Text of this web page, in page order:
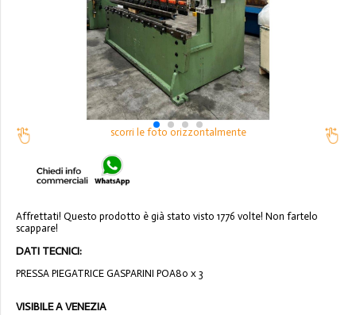
scorri le foto orizzontalmente
Affrettati! Questo prodotto è già stato visto 1776 volte! Non fartelo
scappare!
DATI TECNICI:
PRESSA PIEGATRICE GASPARINI POA80 x 3
VISIBILE A VENEZIA